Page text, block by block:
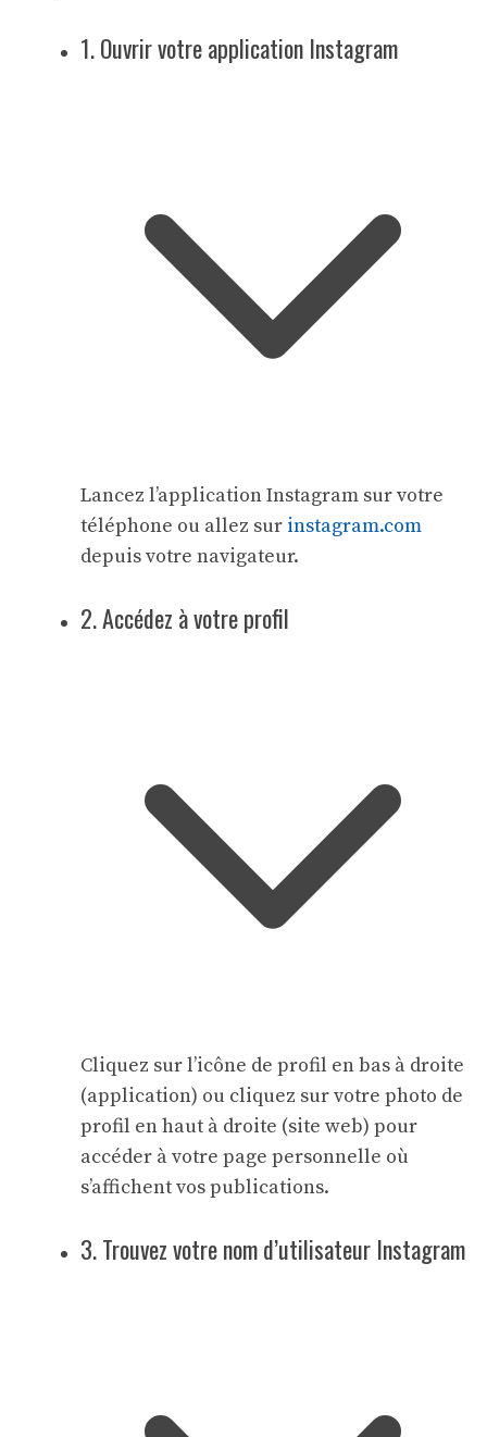
1. Ouvrir votre application Instagram
Lancez l’application Instagram sur votre
téléphone ou allez sur instagram.com
depuis votre navigateur.
2. Accédez à votre profil
Cliquez sur l’icône de profil en bas à droite
(application) ou cliquez sur votre photo de
profil en haut à droite (site web) pour
accéder à votre page personnelle où
s’affichent vos publications.
3. Trouvez votre nom d’utilisateur Instagram